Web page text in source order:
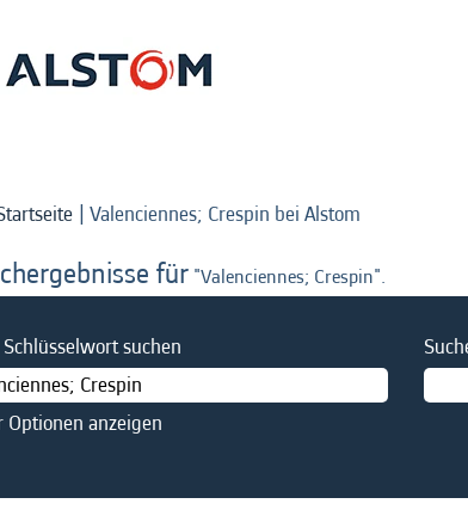
| Valenciennes; Crespin bei Alstom
für "Valenciennes; Crespin".
suchen
Optionen anzeigen